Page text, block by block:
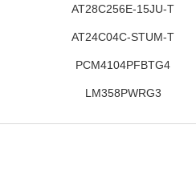
AT28C256E-15JU-T
AT24C04C-STUM-T
PCM4104PFBTG4
LM358PWRG3